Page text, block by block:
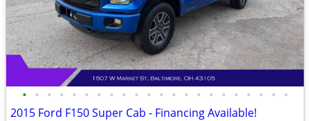
• • • • • • • • • • • • • • • • • • • • • •
2015 Ford F150 Super Cab - Financing Available!